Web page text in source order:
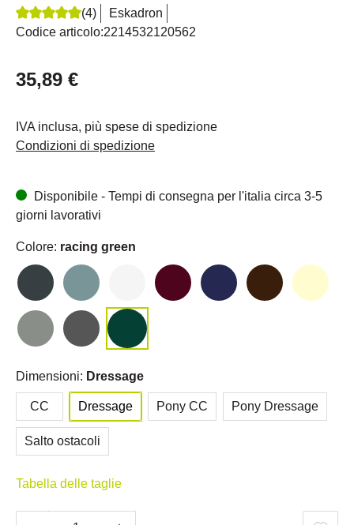
Recensione media di 5 su 5 stelle
(4)
Eskadron
Codice articolo:2214532120562
35,89 €
IVA inclusa, più spese di spedizione
Condizioni di spedizione
Disponibile - Tempi di consegna per l'italia circa 3-5
giorni lavorativi
Colore: racing green
Dimensioni: Dressage
CC Dressage Pony CC Pony Dressage
Salto ostacoli
Tabella delle taglie